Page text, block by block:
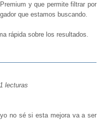
y que permite filtrar por
que estamos buscando.
rápida sobre los resultados.
lecturas
no sé si esta mejora va a ser